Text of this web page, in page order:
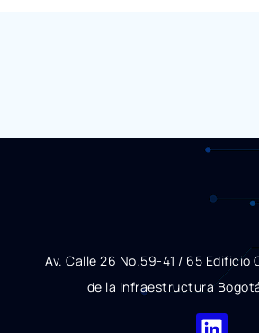
Av. Calle 26 No.59-41 / 65 Edificio
de la Infraestructura